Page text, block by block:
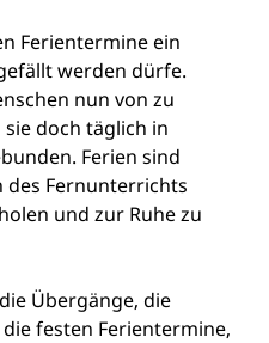
Ferientermine ein
werden dürfe.
nun von zu
doch täglich in
Ferien sind
des Fernunterrichts
und zur Ruhe zu
Übergänge, die
festen Ferientermine,